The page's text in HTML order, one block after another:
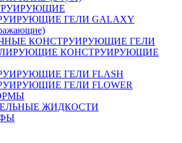
ГЕЛИ GALAXY
КОНСТРУИРУЮЩИЕ ГЕЛИ
КОНСТРУИРУЮЩИЕ
ГЕЛИ FLASH
ГЕЛИ FLOWER
ЖИДКОСТИ